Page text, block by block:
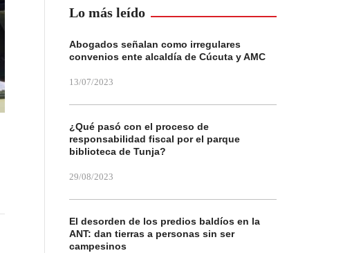
Lo más leído
Abogados señalan como irregulares
convenios ente alcaldía de Cúcuta y AMC
13/07/2023
¿Qué pasó con el proceso de
responsabilidad fiscal por el parque
biblioteca de Tunja?
29/08/2023
El desorden de los predios baldíos en la
ANT: dan tierras a personas sin ser
campesinos